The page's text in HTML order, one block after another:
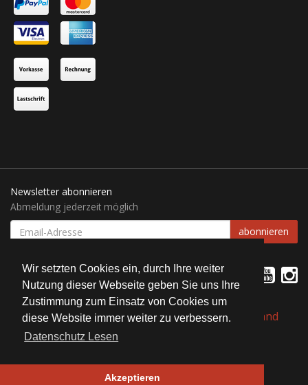
Wir setzten Cookies ein, durch Ihre weiter
Nutzung dieser Webseite geben Sie uns Ihre
Zustimmung zum Einsatz von Cookies um
diese Website immer weiter zu verbessern.
Datenschutz Lesen
Akzeptieren
Newsletter abonnieren
Abmeldung jederzeit möglich
EMAIL-
ADRESSE
abonnieren
*Alle Preise inkl. gesetzlicher USt., zzgl. Versand
Alle Rechte vorbehalten
JTL-Shop| Design by ©